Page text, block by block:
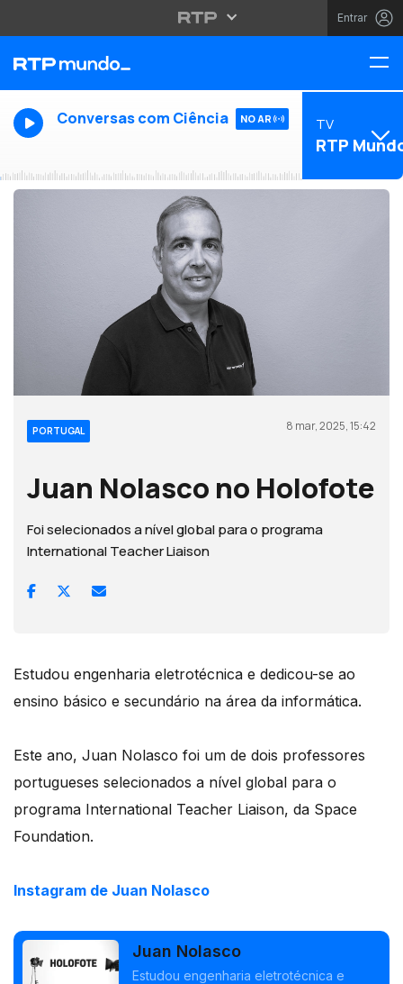
Entrar
Conversas com Ciência NO AR TV
RTP
PORTUGAL 8 mar, 2025, 15:42
Juan Nolasco no Holofote
Foi selecionados a nível global para o programa
International Teacher Liaison
Estudou engenharia eletrotécnica e dedicou-se ao
ensino básico e secundário na área da informática.
Este ano, Juan Nolasco foi um de dois professores
portugueses selecionados a nível global para o
programa International Teacher Liaison, da Space
Foundation.
Instagram de Juan Nolasco
Juan Nolasco
Estudou engenharia eletrotécnica e